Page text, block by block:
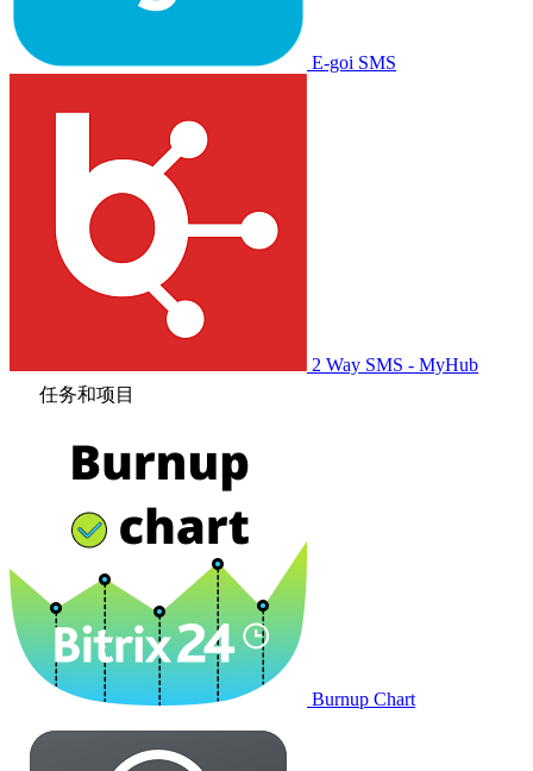
E-goi SMS
2 Way SMS - MyHub
任务和项目
Burnup Chart